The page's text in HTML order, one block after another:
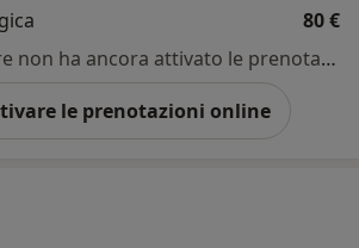
80 €
Questo dottore non ha ancora attivato le prenotazioni online presso questo indirizzo.
le prenotazioni online